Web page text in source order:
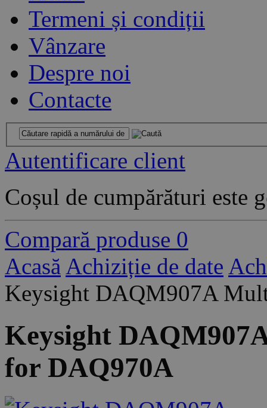
Termeni și condiții
Vânzare
Despre noi
Contacte
Autentificare client
Coșul de cumpărături este
Compară produse 0
Acasă Achiziție de date
Keysight DAQM907A
Keysight
for DAQ970A